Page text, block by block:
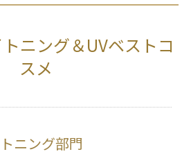
ニング＆UVベストコ
スメ
ニング部門